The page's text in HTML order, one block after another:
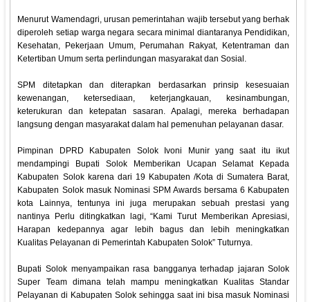
Menurut Wamendagri, urusan pemerintahan wajib tersebut yang berhak
diperoleh setiap warga negara secara minimal diantaranya Pendidikan,
Kesehatan, Pekerjaan Umum, Perumahan Rakyat, Ketentraman dan
Ketertiban Umum serta perlindungan masyarakat dan Sosial.
SPM ditetapkan dan diterapkan berdasarkan prinsip kesesuaian
kewenangan, ketersediaan, keterjangkauan, kesinambungan,
keterukuran dan ketepatan sasaran. Apalagi, mereka berhadapan
langsung dengan masyarakat dalam hal pemenuhan pelayanan dasar.
Pimpinan DPRD Kabupaten Solok Ivoni Munir yang saat itu ikut
mendampingi Bupati Solok Memberikan Ucapan Selamat Kepada
Kabupaten Solok karena dari 19 Kabupaten /Kota di Sumatera Barat,
Kabupaten Solok masuk Nominasi SPM Awards bersama 6 Kabupaten
kota Lainnya, tentunya ini juga merupakan sebuah prestasi yang
nantinya Perlu ditingkatkan lagi, “Kami Turut Memberikan Apresiasi,
Harapan kedepannya agar lebih bagus dan lebih meningkatkan
Kualitas Pelayanan di Pemerintah Kabupaten Solok” Tuturnya.
Bupati Solok menyampaikan rasa bangganya terhadap jajaran Solok
Super Team dimana telah mampu meningkatkan Kualitas Standar
Pelayanan di Kabupaten Solok sehingga saat ini bisa masuk Nominasi